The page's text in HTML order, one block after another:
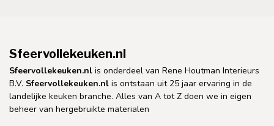
Sfeervollekeuken.nl
Sfeervollekeuken.nl is onderdeel van Rene Houtman Interieurs
B.V. Sfeervollekeuken.nl is ontstaan uit 25 jaar ervaring in de
landelijke keuken branche. Alles van A tot Z doen we in eigen
beheer van hergebruikte materialen